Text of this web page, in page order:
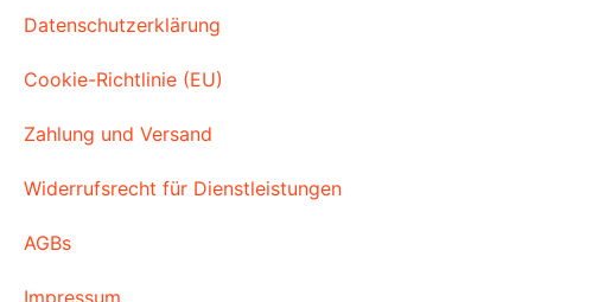
Datenschutzerklärung
Cookie-Richtlinie (EU)
Zahlung und Versand
Widerrufsrecht für Dienstleistungen
AGBs
Impressum​